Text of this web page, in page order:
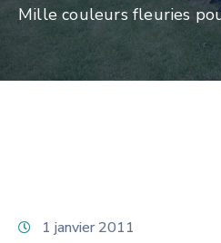
Locale
Mille couleurs fleuries
1 janvier 2011